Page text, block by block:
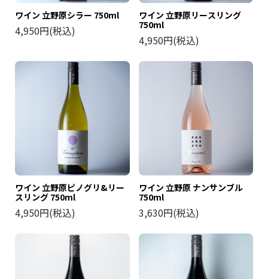
ワイン 立野原シラー 750ml
4,950円(税込)
ワイン 立野原リースリング
750ml
4,950円(税込)
ワイン 立野原ピノグリ&リー
スリング 750ml
4,950円(税込)
ワイン 立野原 ナンサンブル
750ml
3,630円(税込)